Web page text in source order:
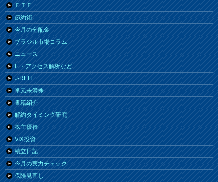
ＥＴＦ
節約術
今月の分配金
ブラジル市場コラム
ニュース
IT・アクセス解析など
J-REIT
単元未満株
書籍紹介
解約タイミング研究
株主優待
VIX投資
積立日記
今月の実力チェック
保険見直し